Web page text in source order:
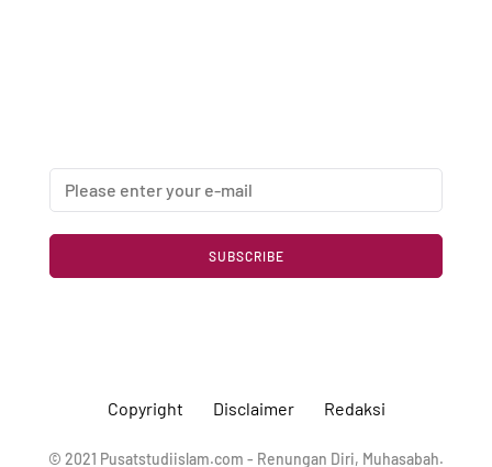
SUBSCRIBE
Copyright Disclaimer Redaksi
© 2021 Pusatstudiislam.com - Renungan Diri, Muhasabah.